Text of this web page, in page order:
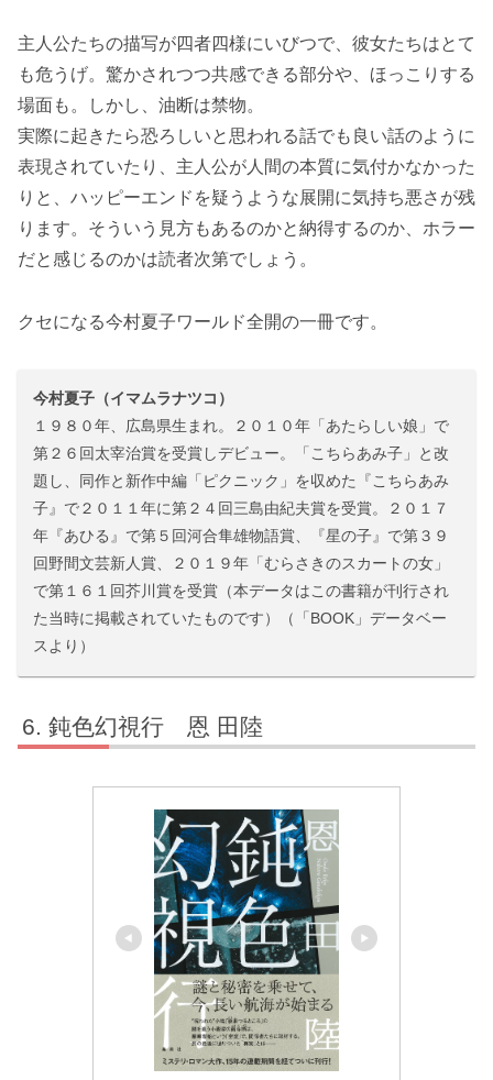
主人公たちの描写が四者四様にいびつで、彼女たちはとて
も危うげ。驚かされつつ共感できる部分や、ほっこりする
場面も。しかし、油断は禁物。
実際に起きたら恐ろしいと思われる話でも良い話のように
表現されていたり、主人公が人間の本質に気付かなかった
りと、ハッピーエンドを疑うような展開に気持ち悪さが残
ります。そういう見方もあるのかと納得するのか、ホラー
だと感じるのかは読者次第でしょう。
クセになる今村夏子ワールド全開の一冊です。
今村夏子（イマムラナツコ）
１９８０年、広島県生まれ。２０１０年「あたらしい娘」で
第２６回太宰治賞を受賞しデビュー。「こちらあみ子」と改
題し、同作と新作中編「ピクニック」を収めた『こちらあみ
子』で２０１１年に第２４回三島由紀夫賞を受賞。２０１７
年『あひる』で第５回河合隼雄物語賞、『星の子』で第３９
回野間文芸新人賞、２０１９年「むらさきのスカートの女」
で第１６１回芥川賞を受賞（本データはこの書籍が刊行され
た当時に掲載されていたものです）（「BOOK」データベー
スより）
鈍色幻視行 恩 田陸